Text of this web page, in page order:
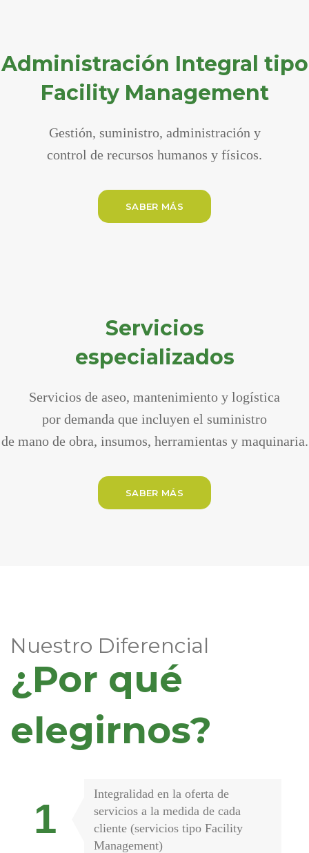
Administración Integral tipo
Facility Management
Gestión, suministro, administración y
control de recursos humanos y físicos.
SABER MÁS
Servicios
especializados
Servicios de aseo, mantenimiento y logística
por demanda que incluyen el suministro
de mano de obra, insumos, herramientas y maquinaria.
SABER MÁS
Nuestro Diferencial
¿Por qué
elegirnos?
Integralidad en la oferta de
servicios a la medida de cada
cliente (servicios tipo Facility
Management)